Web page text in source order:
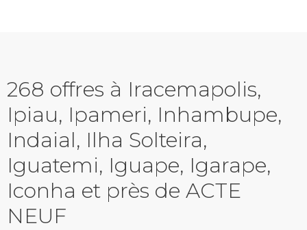
268 offres à Iracemapolis,
Ipiau, Ipameri, Inhambupe,
Indaial, Ilha Solteira,
Iguatemi, Iguape, Igarape,
Iconha et près de ACTE
NEUF